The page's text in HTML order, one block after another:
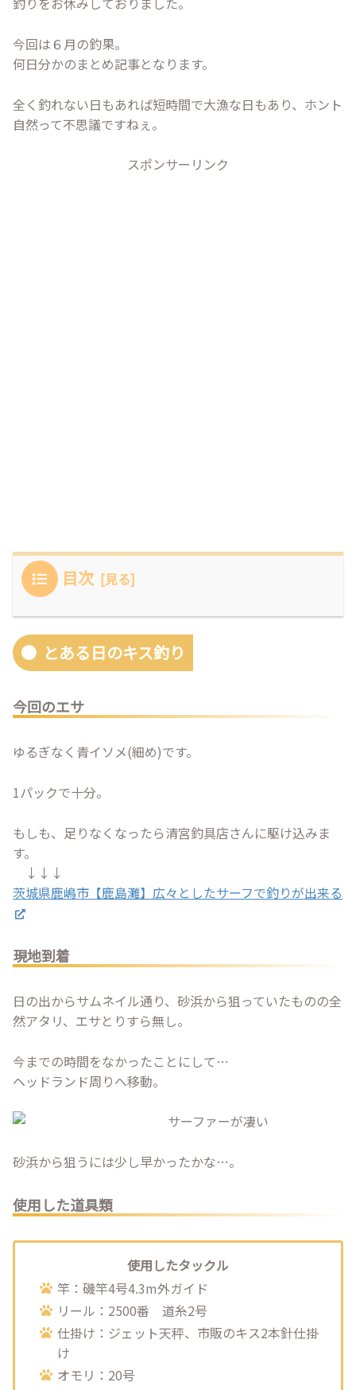
今回は６月の釣果。
何日分かのまとめ記事となります。
全く釣れない日もあれば短時間で大漁な日もあり、ホント
自然って不思議ですねぇ。
スポンサーリンク
目次
とある日のキス釣り
今回のエサ
ゆるぎなく青イソメ(細め)です。
1パックで十分。
もしも、足りなくなったら清宮釣具店さんに駆け込みま
す。
↓↓↓
茨城県鹿嶋市【鹿島灘】広々としたサーフで釣りが出来る
現地到着
日の出からサムネイル通り、砂浜から狙っていたものの全
然アタリ、エサとりすら無し。
今までの時間をなかったことにして…
ヘッドランド周りへ移動。
砂浜から狙うには少し早かったかな…。
使用した道具類
使用したタックル
竿：磯竿4号4.3m外ガイド
リール：2500番 道糸2号
仕掛け：ジェット天秤、市販のキス2本針仕掛
け
オモリ：20号